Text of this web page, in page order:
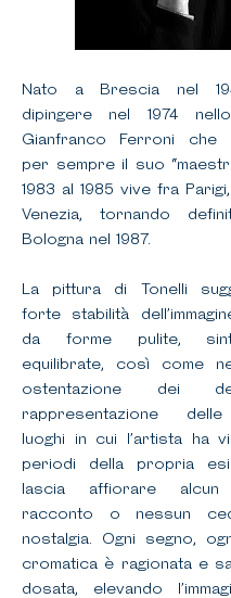
Nato a Brescia nel
dipingere nel 1974
Gianfranco Ferroni che
per sempre il suo
1983 al 1985 vive fra
Venezia, tornando
Bologna nel 1987.
La pittura di Tonelli
forte stabilità
da forme pulite,
equilibrate, così come
ostentazione dei
rappresentazione
luoghi in cui l’artista ha
periodi della propria
lascia affiorare
racconto o nessun
nostalgia. Ogni segno,
cromatica è ragionata e
dosata, elevando